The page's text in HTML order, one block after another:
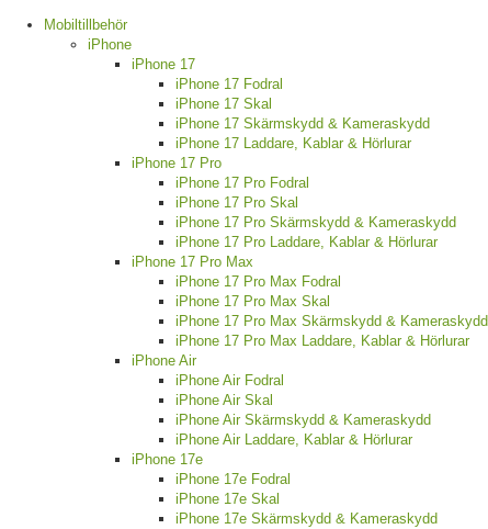
Mobiltillbehör
iPhone
iPhone 17
iPhone 17 Fodral
iPhone 17 Skal
iPhone 17 Skärmskydd & Kameraskydd
iPhone 17 Laddare, Kablar & Hörlurar
iPhone 17 Pro
iPhone 17 Pro Fodral
iPhone 17 Pro Skal
iPhone 17 Pro Skärmskydd & Kameraskydd
iPhone 17 Pro Laddare, Kablar & Hörlurar
iPhone 17 Pro Max
iPhone 17 Pro Max Fodral
iPhone 17 Pro Max Skal
iPhone 17 Pro Max Skärmskydd & Kameraskydd
iPhone 17 Pro Max Laddare, Kablar & Hörlurar
iPhone Air
iPhone Air Fodral
iPhone Air Skal
iPhone Air Skärmskydd & Kameraskydd
iPhone Air Laddare, Kablar & Hörlurar
iPhone 17e
iPhone 17e Fodral
iPhone 17e Skal
iPhone 17e Skärmskydd & Kameraskydd